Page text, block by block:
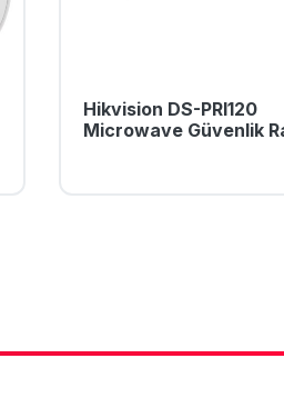
Hikvision DS-PRI120
Microwave Güvenlik